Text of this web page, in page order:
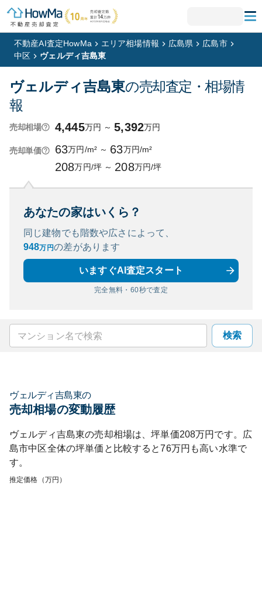
不動産AI査定HowMa エリア相場情報 広島県
広島市
中区
ヴェルディ吉島東
ヴェルディ吉島東の売却査定・相場情
報
売却相場 4,445万円 ～ 5,392万円
売却単価 63万円/m² ～ 63万円/m²
208万円/坪 ～ 208万円/坪
あなたの家はいくら？
同じ建物でも階数や広さによって、
948万円の差があります
いますぐAI査定スタート
完全無料・60秒で査定
検索
ヴェルディ吉島東の
売却相場の変動履歴
ヴェルディ吉島東の売却相場は、坪単価208万円です。
広
島市中区全体の坪単価と比較すると76万円も高い水準で
す。
推定価格（万円）